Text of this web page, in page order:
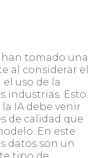
han tomado una
al considerar el
uso de la
industrias. Esto
IA debe venir
de calidad que
En este
datos son un
tipo de